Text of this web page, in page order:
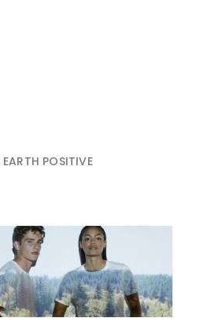
EARTH POSITIVE